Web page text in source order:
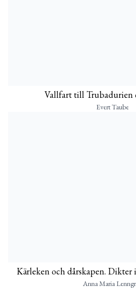
Vallfart till Trubadurien
Evert Taube
Kärleken och dårskapen.
Anna Maria